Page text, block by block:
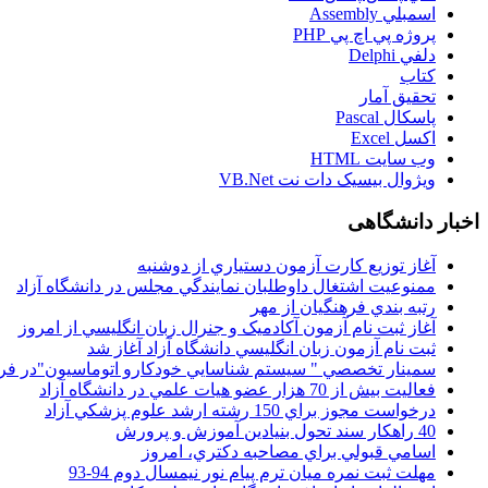
اسمبلي Assembly
پروژه پي اچ پي PHP
دلفي Delphi
کتاب
تحقيق آمار
پاسکال Pascal
اکسل Excel
وب سايت HTML
ويژوال بيسيک دات نت VB.Net
اخبار دانشگاهی
آغاز توزيع کارت آزمون دستياري از دوشنبه
ممنوعيت اشتغال داوطلبان نمايندگي مجلس در دانشگاه آزاد
رتبه بندي فرهنگيان از مهر
آغاز ثبت نام آزمون آکادميک و جنرال زبان انگليسي از امروز
ثبت نام آزمون زبان انگليسي دانشگاه آزاد آغاز شد
سمينار تخصصي " سيستم شناسايي خودکارو اتوماسيون"در
فعاليت بيش از 70 هزار عضو هيات علمي در دانشگاه آزاد
درخواست مجوز براي 150 رشته ارشد علوم پزشکي آزاد
40 راهکار سند تحول بنيادين آموزش و پرورش
اسامي قبولي براي مصاحبه دکتري، امروز
مهلت ثبت نمره میان ترم پیام نور نیمسال دوم 94-93